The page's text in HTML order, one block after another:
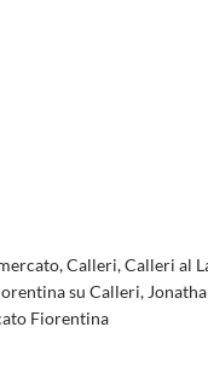
,Calleri,Calleri al
su Calleri,
Fiorentina